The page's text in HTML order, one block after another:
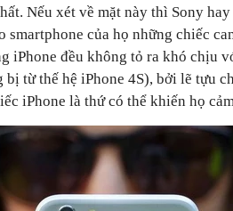
Nếu xét về mặt này thì Sony
của họ những chiếc
iPhone đều không tỏ ra khó chịu
bị từ thế hệ iPhone 4S), bởi lẽ tựu
iPhone là thứ có thể khiến họ